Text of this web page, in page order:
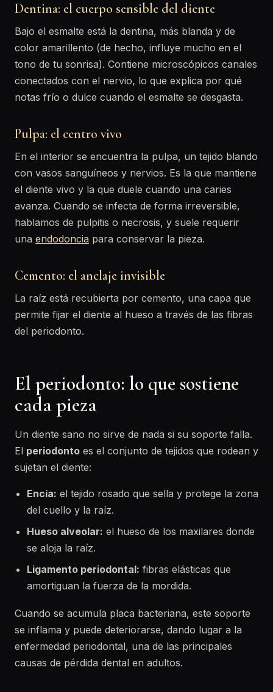
Dentina: el cuerpo sensible del diente
Bajo el esmalte está la dentina, más blanda y de
color amarillento (de hecho, influye mucho en el
tono de tu sonrisa). Contiene microscópicos canales
conectados con el nervio, lo que explica por qué
notas frío o dulce cuando el esmalte se desgasta.
Pulpa: el centro vivo
En el interior se encuentra la pulpa, un tejido blando
con vasos sanguíneos y nervios. Es la que mantiene
el diente vivo y la que duele cuando una caries
avanza. Cuando se infecta de forma irreversible,
hablamos de pulpitis o necrosis, y suele requerir
una endodoncia para conservar la pieza.
Cemento: el anclaje invisible
La raíz está recubierta por cemento, una capa que
permite fijar el diente al hueso a través de las fibras
del periodonto.
El periodonto: lo que sostiene
cada pieza
Un diente sano no sirve de nada si su soporte falla.
El periodonto es el conjunto de tejidos que rodean y
sujetan el diente:
Encía: el tejido rosado que sella y protege la zona
del cuello y la raíz.
Hueso alveolar: el hueso de los maxilares donde
se aloja la raíz.
Ligamento periodontal: fibras elásticas que
amortiguan la fuerza de la mordida.
Cuando se acumula placa bacteriana, este soporte
se inflama y puede deteriorarse, dando lugar a la
enfermedad periodontal, una de las principales
causas de pérdida dental en adultos.